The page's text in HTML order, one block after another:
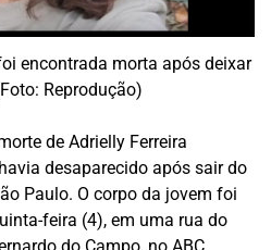
encontrada morta após deixar
Reprodução)
de Adrielly Ferreira
desaparecido após sair do
Paulo. O corpo da jovem foi
feira (4), em uma rua do